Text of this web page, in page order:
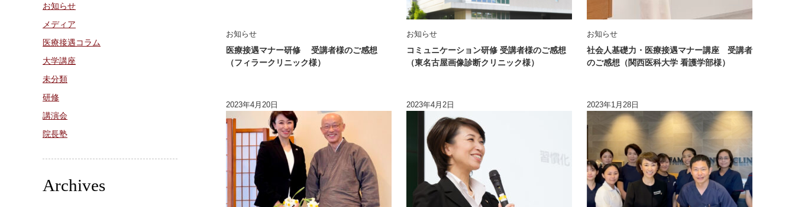
お知らせ
医療接遇マナー研修 受講者様のご感想
（フィラークリニック様）
お知らせ
コミュニケーション研修 受講者様のご感想
（東名古屋画像診断クリニック様）
お知らせ
社会人基礎力・医療接遇マナー講座 受講者
のご感想（関西医科大学 看護学部様）
2023年4月20日 2023年4月2日 2023年1月28日
お知らせ
メディア
医療接遇コラム
大学講座
未分類
研修
講演会
院長塾
Archives